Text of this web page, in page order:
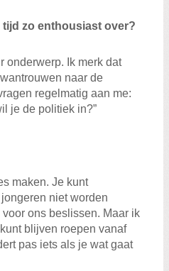
tijd zo enthousiast over?
onderwerp. Ik merk dat
naar de
regelmatig aan me:
je de politiek in?”
maken. Je kunt
niet worden
ons beslissen. Maar ik
blijven roepen vanaf
pas iets als je wat gaat